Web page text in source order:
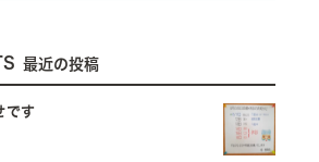
最近の投稿
です